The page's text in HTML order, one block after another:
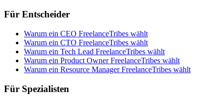
Für Entscheider
Warum ein CEO FreelanceTribes wählt
Warum ein CTO FreelanceTribes wählt
Warum ein Tech Lead FreelanceTribes wählt
Warum ein Product Owner FreelanceTribes wählt
Warum ein Resource Manager FreelanceTribes wählt
Für Spezialisten